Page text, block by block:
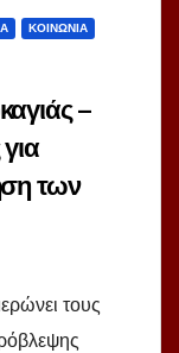
ΚΟΙΝΩΝΙΑ
–
των
τους